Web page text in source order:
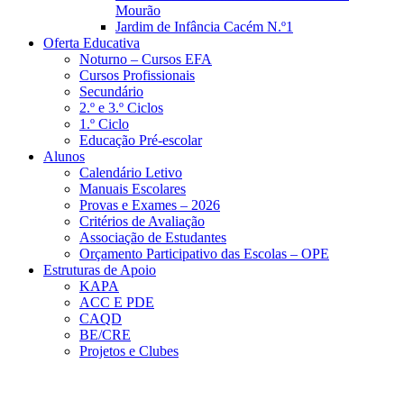
Mourão
Jardim de Infância Cacém N.º1
Oferta Educativa
Noturno – Cursos EFA
Cursos Profissionais
Secundário
2.º e 3.º Ciclos
1.º Ciclo
Educação Pré-escolar
Alunos
Calendário Letivo
Manuais Escolares
Provas e Exames – 2026
Critérios de Avaliação
Associação de Estudantes
Orçamento Participativo das Escolas – OPE
Estruturas de Apoio
KAPA
ACC E PDE
CAQD
BE/CRE
Projetos e Clubes